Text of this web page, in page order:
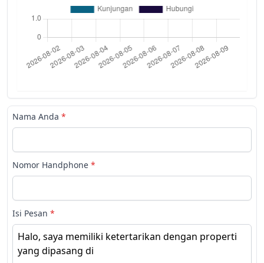
Nama Anda *
Nomor Handphone *
Isi Pesan *